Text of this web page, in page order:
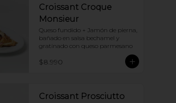
Croissant Croque
Monsieur
Queso fundido + Jamón de pierna,
bañado en salsa bechamel y
gratinado con queso parmesano
$8.990
Croissant Prosciutto